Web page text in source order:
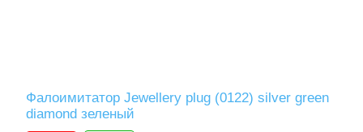
Фалоимитатор Jewellery plug (0122) silver green
diamond зеленый